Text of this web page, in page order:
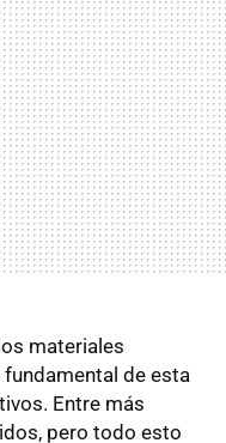
materiales
de esta
Entre más
pero todo esto